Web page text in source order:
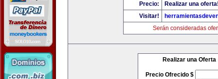
Precio:
Realizar una
Visitar!
Serán consideradas
Realizar una Oferta
Precio Ofrecido $